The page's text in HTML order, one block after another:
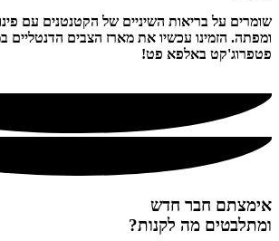
שומרים על בריאות השיניים של הקטנטנים עם
פטפרוג'קט באלפא פט!
אימצתם חבר חדש
ומתלבטים מה לקנות?